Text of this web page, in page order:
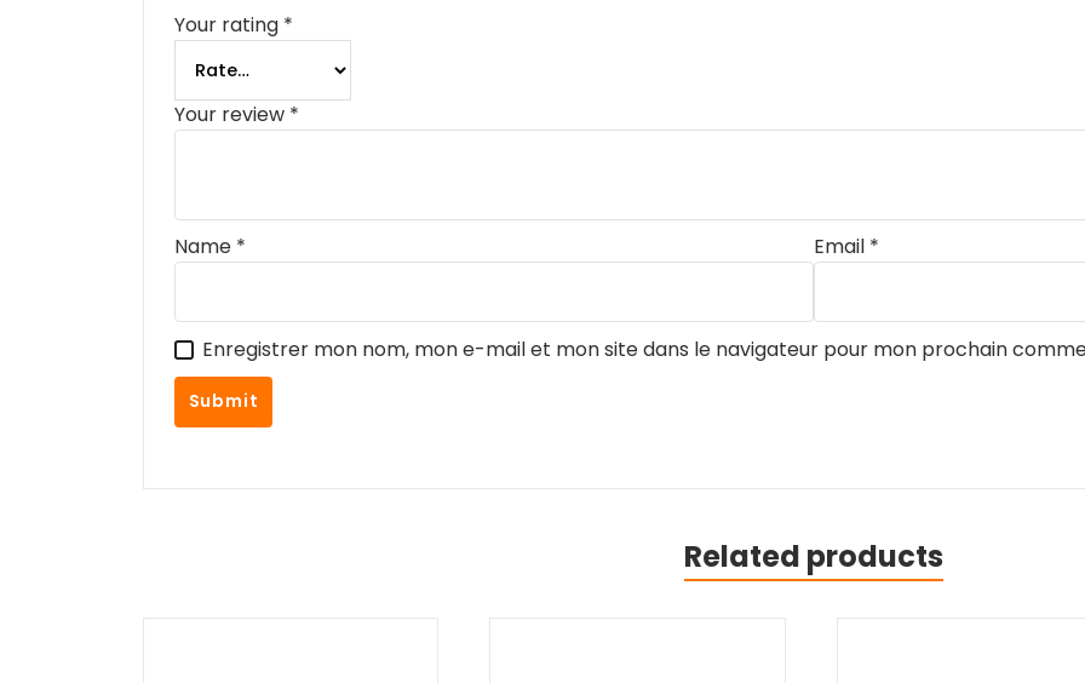
Your rating *
Your review *
Name * Email *
Enregistrer mon nom, mon e-mail et mon site dans le navigateur pour mon prochain
Related products